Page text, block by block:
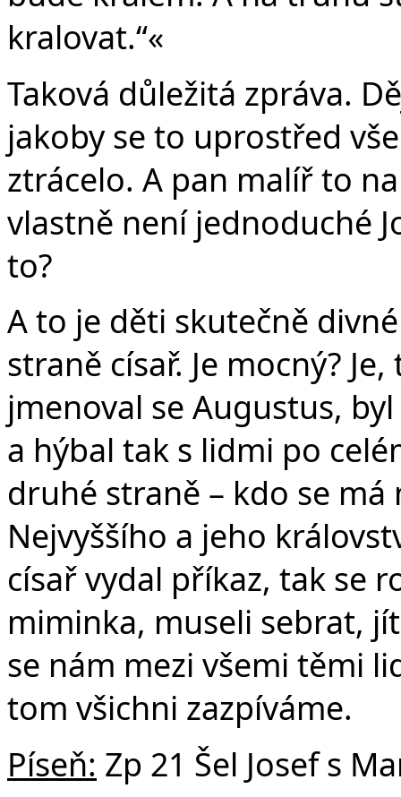
kralovat.“«
Taková důležitá zpráva.
jakoby se to uprostřed
ztrácelo. A pan malíř to
vlastně není jednoduché
to?
A to je děti skutečně
straně císař. Je mocný?
jmenoval se Augustus,
a hýbal tak s lidmi po
druhé straně – kdo se má
Nejvyššího a jeho
císař vydal příkaz, tak se
miminka, museli sebrat,
se nám mezi všemi těmi
tom všichni zazpíváme.
Píseň: Zp 21 Šel Josef s